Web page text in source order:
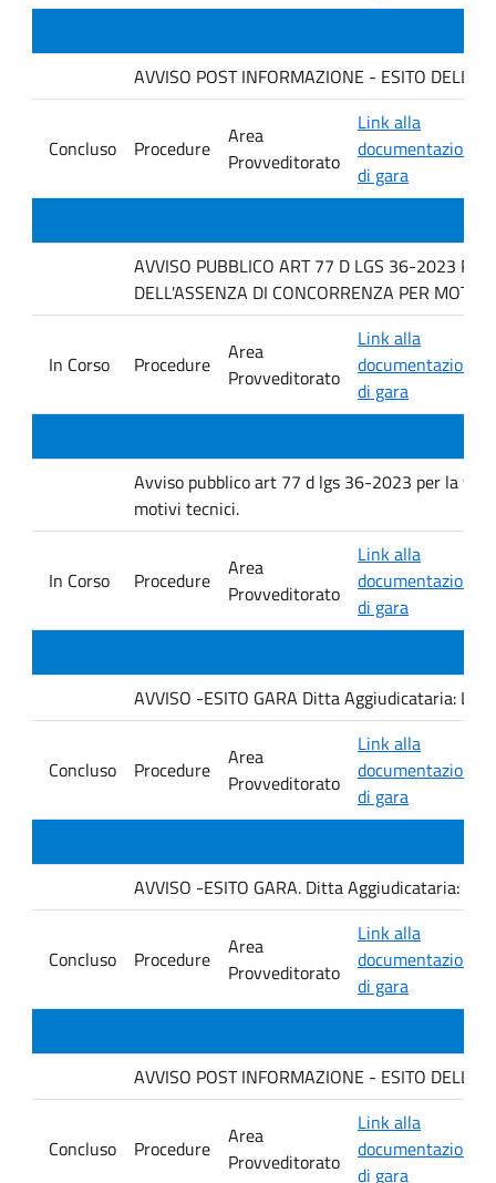
AVVISO POST INFORMAZIONE - ESITO
Concluso Procedure
Area
Provveditorato
Link alla
documentazione
di gara
AVVISO PUBBLICO ART 77 D LGS 36-2023 PER
DELL'ASSENZA DI CONCORRENZA PER MOTIVI
In Corso Procedure
Area
Provveditorato
Link alla
documentazione
di gara
Avviso pubblico art 77 d lgs 36-2023 per la
motivi tecnici.
In Corso Procedure
Area
Provveditorato
Link alla
documentazione
di gara
AVVISO -ESITO GARA Ditta Aggiudicataria:
Concluso Procedure
Area
Provveditorato
Link alla
documentazione
di gara
AVVISO -ESITO GARA. Ditta Aggiudicataria:
Concluso Procedure
Area
Provveditorato
Link alla
documentazione
di gara
AVVISO POST INFORMAZIONE - ESITO DELLA
Concluso Procedure
Area
Provveditorato
Link alla
documentazione
di gara